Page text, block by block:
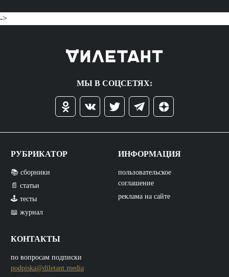
->
МЫ В СОЦСЕТЯХ:
РУБРИКАТОР
📚 сборники
📄 статьи
🕹️ тесты
📖 журнал
КОНТАКТЫ
по вопросам подписки
podpiska@diletant.media
ИНФОРМАЦИЯ
пользовательское
соглашение
реклама на сайте